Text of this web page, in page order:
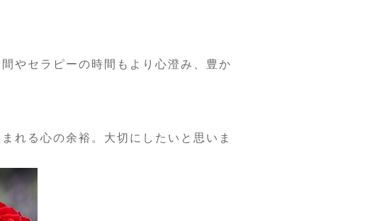
やセラピーの時間もより心澄み、豊か
れる心の余裕。大切にしたいと思いま